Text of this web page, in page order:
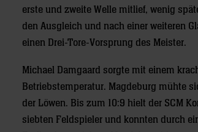
erste und zweite Welle mitlief, wenig
den Ausgleich und nach einer weiteren
einen Drei-Tore-Vorsprung des Meister.
Michael Damgaard sorgte mit einem
Betriebstemperatur. Magdeburg mühte
der Löwen. Bis zum 10:9 hielt der SCM
siebten Feldspieler und konnten durch